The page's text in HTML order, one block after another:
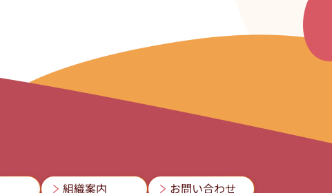
組織案内 お問い合わせ